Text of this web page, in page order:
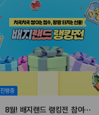
진행중
8월! 배지랜드 랭킹전 참여하고, 선물받자!